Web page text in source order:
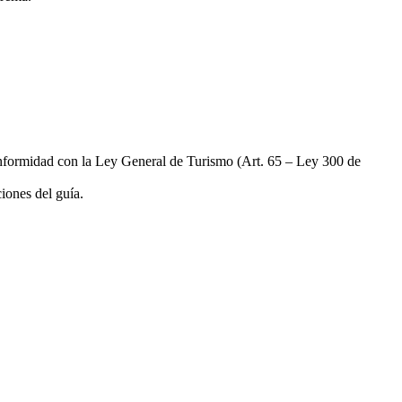
con la Ley General de Turismo (Art. 65 – Ley 300 de
del guía.